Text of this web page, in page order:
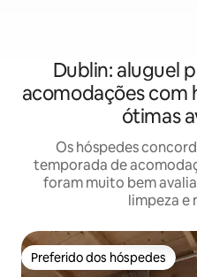
Dublin: aluguel
acomodações com
ótimas
Os hóspedes
temporada de
foram muito bem
limpeza e
Preferido dos hóspedes
Preferido dos hóspedes